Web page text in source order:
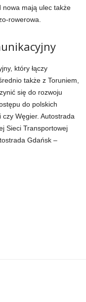
nowa mają ulec także
rowerowa.
który łączy
także z Toruniem,
się do rozwoju
do polskich
czy Węgier. Autostrada
Sieci Transportowej
Gdańsk –